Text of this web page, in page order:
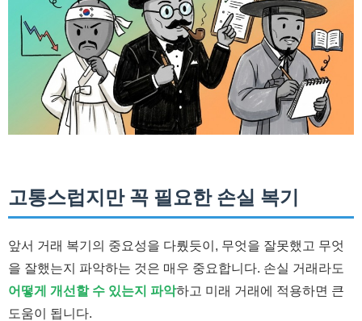
고통스럽지만 꼭 필요한 손실 복기
앞서 거래 복기의 중요성을 다뤘듯이, 무엇을 잘못했고 무엇
을 잘했는지 파악하는 것은 매우 중요합니다. 손실 거래라도
어떻게 개선할 수 있는지 파악하고 미래 거래에 적용하면 큰
도움이 됩니다.